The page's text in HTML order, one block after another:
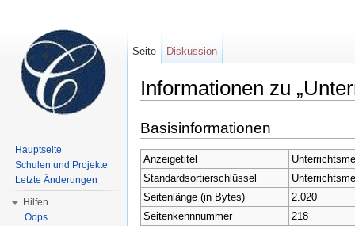
Informationen zu
Basisinformationen
Anzeigetitel
Standardsortierschlüssel
Seitenlänge (in Bytes)
2.020
Seitenkennnummer
218
Seite Diskussion
Hauptseite
Schulen und Projekte
Letzte Änderungen
Hilfen
Oops